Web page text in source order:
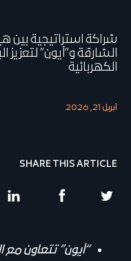
شراكة استراتيجية بين
الشارقة و”آيون” لتعزيز
الكهربائية
أبريل 21, 2026
SHARE THIS ARTICLE
“آيون” تتعاون مع